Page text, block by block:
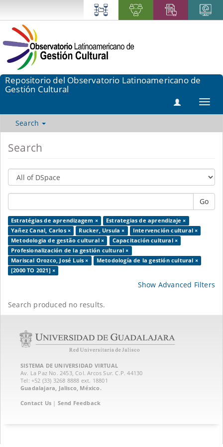
Repositorio del Observatorio Latinoamericano de
Gestión Cultural
Search
Search
Go
Estratégias de aprendizagem ×
Estrategias de aprendizaje ×
Yañez Canal, Carlos ×
Rucker, Ursula ×
Intervención cultural ×
Metodologia de gestão cultural ×
Capacitación cultural ×
Profesionalización de la gestión cultural ×
Mariscal Orozco, José Luis ×
Metodología de la gestión cultural ×
[2000 TO 2021] ×
Show Advanced Filters
Search produced no results.
SISTEMA DE UNIVERSIDAD VIRTUAL
Av. La Paz No. 2453, Col. Arcos Sur. C.P. 44130
Tel: +52 (33) 3268 8888‏ ext. 18801
Guadalajara, Jalisco, México.
Contact Us | Send Feedback